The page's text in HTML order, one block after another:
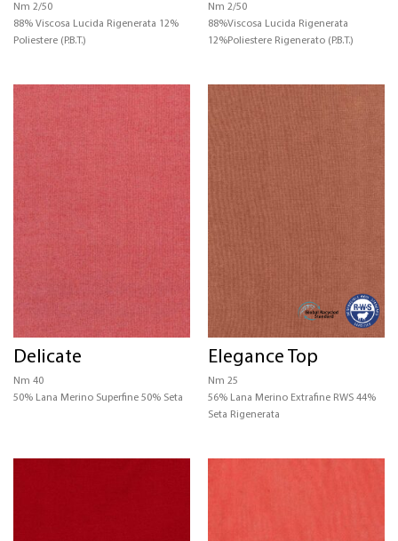
Nm 2/50
88% Viscosa Lucida Rigenerata 12%
Poliestere (P.B.T.)
Nm 2/50
88%Viscosa Lucida Rigenerata
12%Poliestere Rigenerato (P.B.T.)
Delicate
Nm 40
50% Lana Merino Superfine 50% Seta
Elegance Top
Nm 25
56% Lana Merino Extrafine RWS 44%
Seta Rigenerata